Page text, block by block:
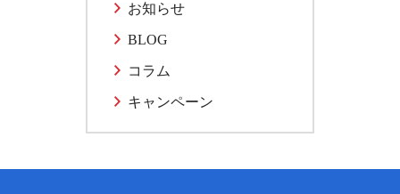
お知らせ
BLOG
コラム
キャンペーン